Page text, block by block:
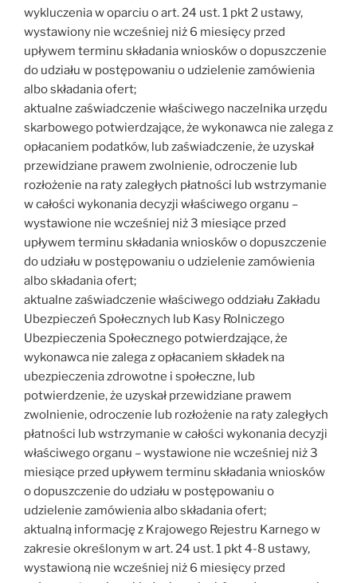
wykluczenia w oparciu o art. 24 ust. 1 pkt 2 ustawy,
wystawiony nie wcześniej niż 6 miesięcy przed
upływem terminu składania wniosków o dopuszczenie
do udziału w postępowaniu o udzielenie zamówienia
albo składania ofert;
aktualne zaświadczenie właściwego naczelnika urzędu
skarbowego potwierdzające, że wykonawca nie zalega z
opłacaniem podatków, lub zaświadczenie, że uzyskał
przewidziane prawem zwolnienie, odroczenie lub
rozłożenie na raty zaległych płatności lub wstrzymanie
w całości wykonania decyzji właściwego organu –
wystawione nie wcześniej niż 3 miesiące przed
upływem terminu składania wniosków o dopuszczenie
do udziału w postępowaniu o udzielenie zamówienia
albo składania ofert;
aktualne zaświadczenie właściwego oddziału Zakładu
Ubezpieczeń Społecznych lub Kasy Rolniczego
Ubezpieczenia Społecznego potwierdzające, że
wykonawca nie zalega z opłacaniem składek na
ubezpieczenia zdrowotne i społeczne, lub
potwierdzenie, że uzyskał przewidziane prawem
zwolnienie, odroczenie lub rozłożenie na raty zaległych
płatności lub wstrzymanie w całości wykonania decyzji
właściwego organu – wystawione nie wcześniej niż 3
miesiące przed upływem terminu składania wniosków
o dopuszczenie do udziału w postępowaniu o
udzielenie zamówienia albo składania ofert;
aktualną informację z Krajowego Rejestru Karnego w
zakresie określonym w art. 24 ust. 1 pkt 4-8 ustawy,
wystawioną nie wcześniej niż 6 miesięcy przed